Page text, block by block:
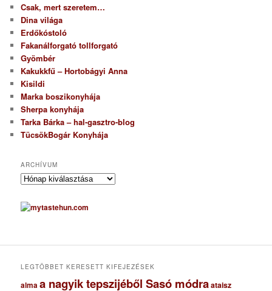
Csak, mert szeretem…
Dina világa
Erdőkóstoló
Fakanálforgató tollforgató
Gyömbér
Kakukkfű – Hortobágyi Anna
Kisildi
Marka boszikonyhája
Sherpa konyhája
Tarka Bárka – hal-gasztro-blog
TücsökBogár Konyhája
ARCHÍVUM
A
c
h
u
LEGTÖBBET KERESETT KIFEJEZÉSEK
almaa nagyik tepszijéből Sasó módraataisz